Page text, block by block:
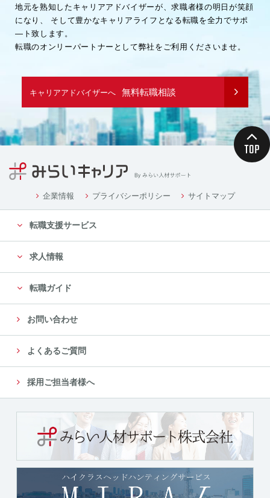
（３）取引先企業情報
・業務を履行するため
・企業様へ各種連絡を行うため
（４）募集や採用に応募頂く方の情報
（５）当社従業者の情報
・人事や労務、福利厚生などの業務連絡のため
４．個人情報の委託について
当社は、業務を円滑に進める等の理由から、業務の一
部を外部に委託する際に、個人情報を委託す
る場合があります。ただし、委託先に開示するお客様
の個人情報は、当該業務の委託に必要となる
最小限の個人情報のみとし、かつ使用範囲もその範囲
に限定します。
尚、委託先は、十分な個人情報の保護水準を満たして
いる委託先を選定し、安全管理が図られるよ
う、委託先に対する必要かつ適切な管理監督をいたし
ます。
５．個人情報の第三者への提供について
当社では、収集した個人情報を、以下のいずれかに該
当する場合を除き、いかなる第三者にも提供
または開示いたしません。
（１）法令に基づく場合
（２）人の生命、身体又は財産の保護のために必要が
ある場合であって、本人の同意を得ることが
困難であるとき
（３）公衆衛生の向上又は児童の健全な育成の推進の
ために特に必要がある場合であって、本人の
同意を得ることが困難であるとき
地元を熟知したキャリアアドバイザーが、求職者様の明日が笑顔
になり、
そして豊かなキャリアライフとなる転職を全力でサポ
―ト致します。
転職のオンリーパートナーとして弊社をご利用くださいませ。
キャリアアドバイザーへ 無料転職相談
企業情報 プライバシーポリシー サイトマップ
転職支援サービス
求人情報
転職ガイド
お問い合わせ
よくあるご質問
採用ご担当者様へ